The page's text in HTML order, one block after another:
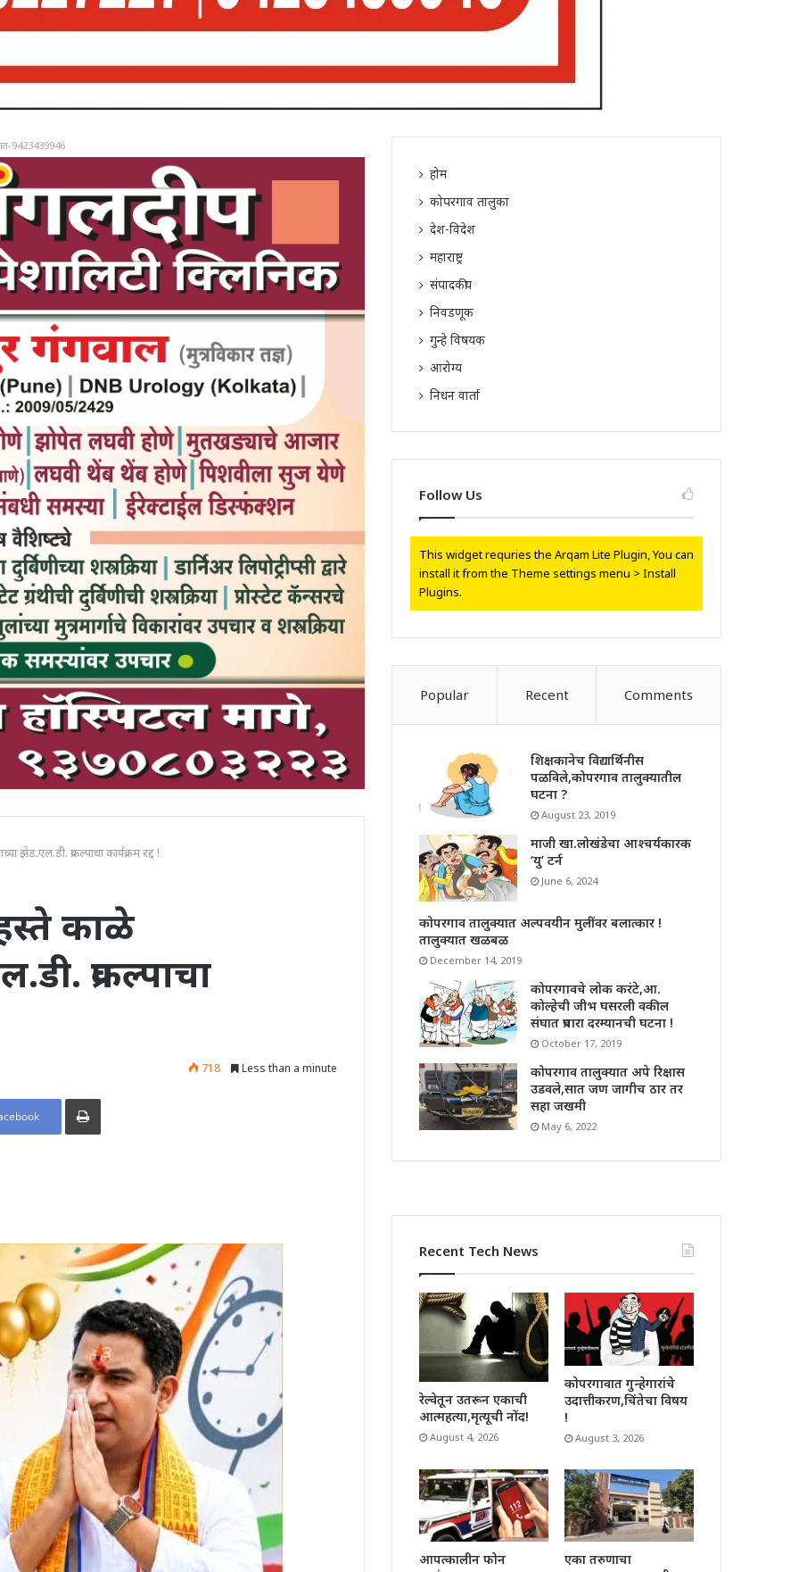
9423439946
झेड.एल.डी. प्रकल्पाचा कार्यक्रम रद्द !
काळे
प्रकल्पाचा
718 Less than a minute
Print
होम
कोपरगाव तालुका
देश-विदेश
महाराष्ट्र
संपादकीय
निवडणूक
गुन्हे विषयक
आरोग्य
निधन वार्ता
Follow Us
This widget requries the Arqam Lite Plugin, You can
install it from the Theme settings menu > Install
Plugins.
Popular Recent Comments
शिक्षकानेच विद्यार्थिनीस
पळविले,कोपरगाव तालुक्यातील
घटना ?
August 23, 2019
माजी खा.लोखंडेचा आश्चर्यकारक
‘यु’ टर्न
June 6, 2024
कोपरगाव तालुक्यात अल्पवयीन मुलींवर बलात्कार !
तालुक्यात खळबळ
December 14, 2019
कोपरगावचे लोक करंटे,आ.
कोल्हेची जीभ घसरली वकील
संघात प्रचारा दरम्यानची घटना !
October 17, 2019
कोपरगाव तालुक्यात अपे रिक्षास
उडवले,सात जण जागीच ठार तर
सहा जखमी
May 6, 2022
Recent Tech News
रेल्वेतून उतरून एकाची
आत्महत्या,मृत्यूची नोंद!
August 4, 2026
कोपरगावात गुन्हेगारांचे
उदात्तीकरण,चिंतेचा विषय
!
August 3, 2026
आपत्कालीन फोन
एका तरुणाचा